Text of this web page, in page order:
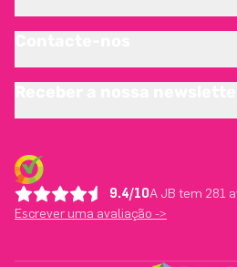
9.4/10A JB tem 281
Escrever uma avaliação ->